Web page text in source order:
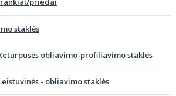
staklės
obliavimo-profiliavimo staklės
- obliavimo staklės